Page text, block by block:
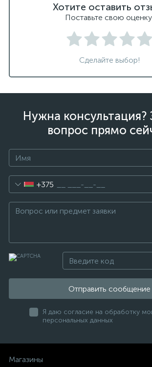
Хотите оставить
Поставьте свою
Сделайте выбор!
Нужна консультация?
вопрос прямо
+375
Отправить сообщение
Я даю согласие на обработку
персональных данных
Магазины